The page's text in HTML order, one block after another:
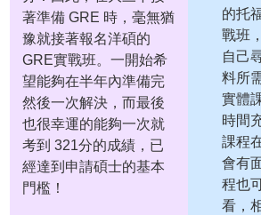
著準備 GRE 時，毫無猶
豫就接著報名洋碩的
GRE實戰班。一開始希
望能夠在半年內準備完
然後一次解決，而最後
也很幸運的能夠一次就
考到 321分的成績，已
經達到申請碩士的基本
門檻！
的托
戰班
自己
料所
實體
時間
課程
會有
程也
看，